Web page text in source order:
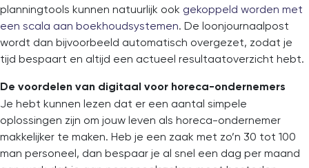
planningtools kunnen natuurlijk ook gekoppeld worden met
een scala aan boekhoudsystemen. De loonjournaalpost
wordt dan bijvoorbeeld automatisch overgezet, zodat je
tijd bespaart en altijd een actueel resultaatoverzicht hebt.
De voordelen van digitaal voor horeca-ondernemers
Je hebt kunnen lezen dat er een aantal simpele
oplossingen zijn om jouw leven als horeca-ondernemer
makkelijker te maken. Heb je een zaak met zo’n 30 tot 100
man personeel, dan bespaar je al snel een dag per maand